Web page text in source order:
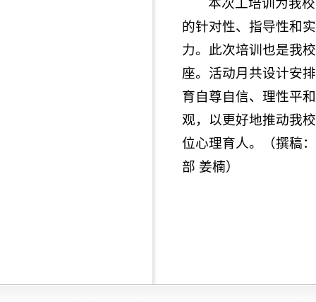
本次工培训为我
的针对性、指导性和
力。此次培训也是我
座。活动月共设计安
育自尊自信、理性平
观，以更好地推动我
位心理育人。（撰稿
部 姜楠）